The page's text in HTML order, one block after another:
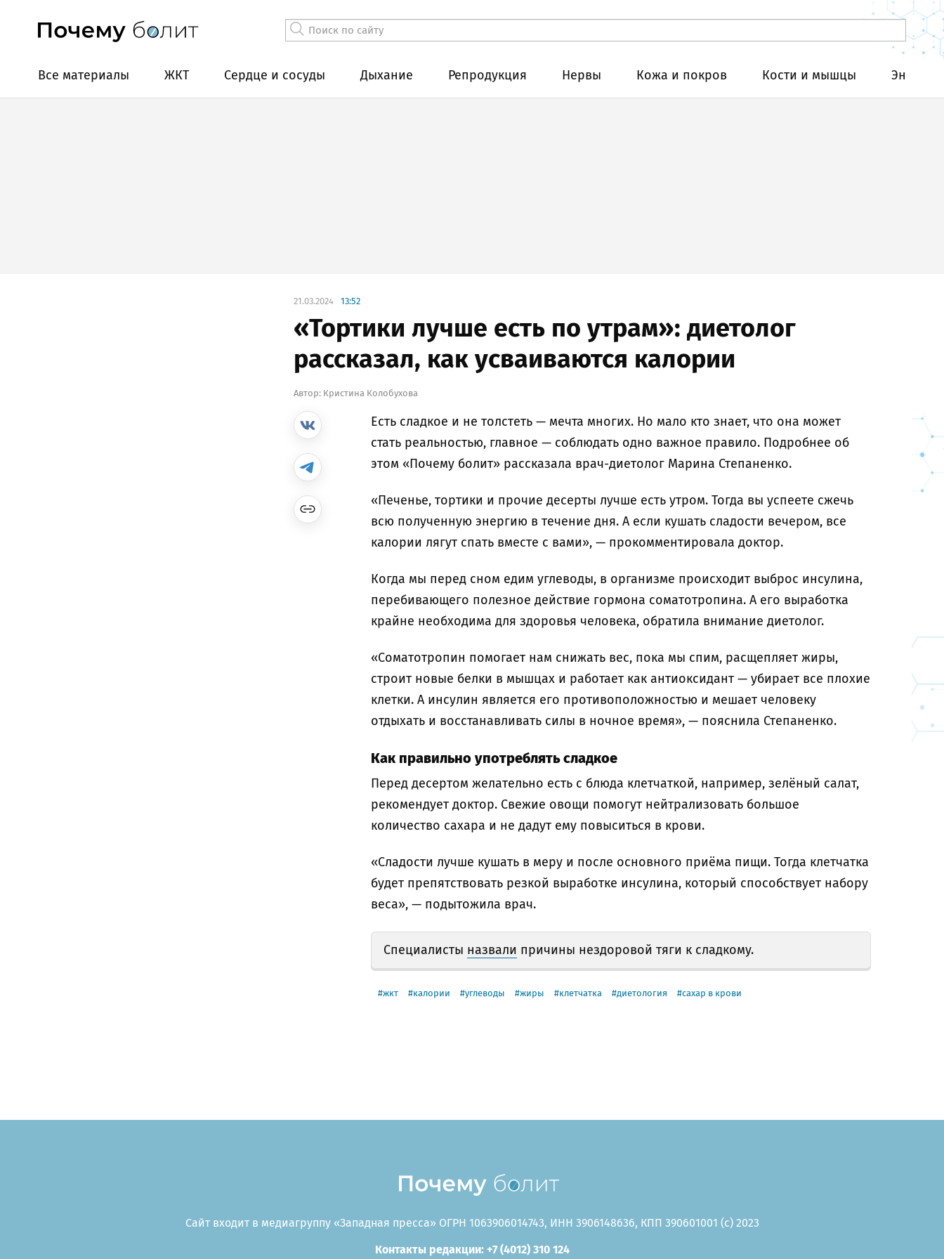
Все материалы ЖКТ Сердце и сосуды Дыхание Репродукция Нервы Кожа и покров Кости и мышцы
21.03.2024 13:52
«Тортики лучше есть по утрам»: диетолог
рассказал, как усваиваются калории
Автор: Кристина Колобухова
Есть сладкое и не толстеть — мечта многих. Но мало кто знает, что она может
стать реальностью, главное — соблюдать одно важное правило. Подробнее об
этом «Почему болит» рассказала врач-диетолог Марина Степаненко.
«Печенье, тортики и прочие десерты лучше есть утром. Тогда вы успеете сжечь
всю полученную энергию в течение дня. А если кушать сладости вечером, все
калории лягут спать вместе с вами», — прокомментировала доктор.
Когда мы перед сном едим углеводы, в организме происходит выброс инсулина,
перебивающего полезное действие гормона соматотропина. А его выработка
крайне необходима для здоровья человека, обратила внимание диетолог.
«Соматотропин помогает нам снижать вес, пока мы спим, расщепляет жиры,
строит новые белки в мышцах и работает как антиоксидант — убирает все плохие
клетки. А инсулин является его противоположностью и мешает человеку
отдыхать и восстанавливать силы в ночное время», — пояснила Степаненко.
Как правильно употреблять сладкое
Перед десертом желательно есть с блюда клетчаткой, например, зелёный салат,
рекомендует доктор. Свежие овощи помогут нейтрализовать большое
количество сахара и не дадут ему повыситься в крови.
«Сладости лучше кушать в меру и после основного приёма пищи. Тогда клетчатка
будет препятствовать резкой выработке инсулина, который способствует набору
веса», — подытожила врач.
Специалисты назвали причины нездоровой тяги к сладкому.
жкт калории углеводы жиры клетчатка диетология сахар в крови
Сайт входит в медиагруппу «Западная пресса» ОГРН 1063906014743, ИНН 3906148636, КПП 390601001 (c) 2023
Контакты редакции: +7 (4012) 310 124